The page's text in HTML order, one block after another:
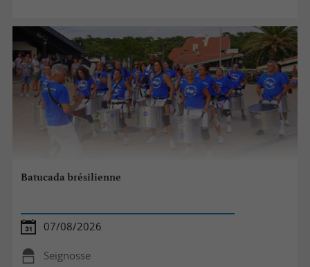
Batucada brésilienne
07/08/2026
Seignosse